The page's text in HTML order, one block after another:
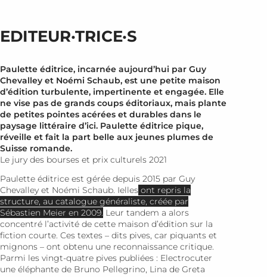
EDITEUR·TRICE·S
Paulette éditrice, incarnée aujourd’hui par Guy
Chevalley et Noémi Schaub, est une petite maison
d’édition turbulente, impertinente et engagée. Elle
ne vise pas de grands coups éditoriaux, mais plante
de petites pointes acérées et durables dans le
paysage littéraire d’ici. Paulette éditrice pique,
réveille et fait la part belle aux jeunes plumes de
Suisse romande.
Le jury des bourses et prix culturels 2021
Paulette éditrice est gérée depuis 2015 par Guy
Chevalley et Noémi Schaub. Ielles ont repris la
structure, au catalogue généraliste, créée par
Sébastien Meier en 2009. Leur tandem a alors
concentré l’activité de cette maison d’édition sur la
fiction courte. Ces textes – dits pives, car piquants et
mignons – ont obtenu une reconnaissance critique.
Parmi les vingt-quatre pives publiées : Electrocuter
une éléphante de Bruno Pellegrino, Lina de Greta